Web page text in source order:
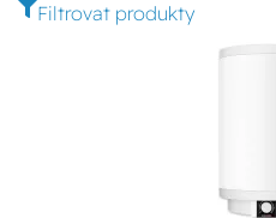
Filtrovat produkty